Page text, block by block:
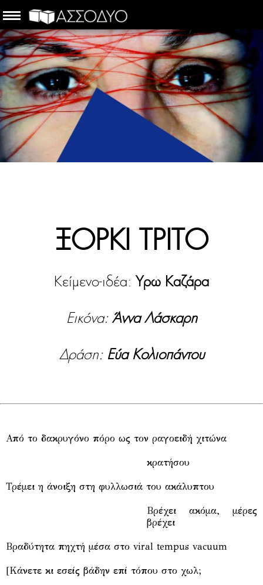
ΞΟΡΚΙ ΤΡΙΤΟ
Κείμενο-ιδέα: Υρώ Καζάρα
Εικόνα:Άννα Λάσκαρη
Δράση: Εύα Κολιοπάντου
Από το δακρυγόνο πόρο ως τον ραγοειδή χιτώνα
κρατήσου
Τρέμει η άνοιξη στη φυλλωσιά του ακάλυπτου
Βρέχει ακόμα, μέρες
βρέχει
Βραδύτητα πηχτή μέσα στο viral tempus vacuum
[Κάνετε κι εσείς βάδην επί τόπου στο χωλ;